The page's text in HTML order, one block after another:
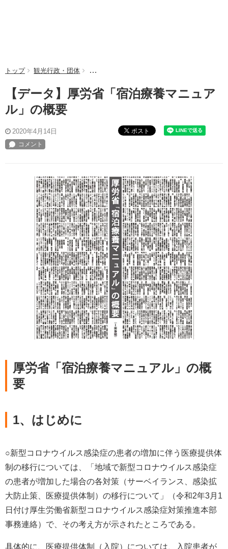
トップ 観光行政・団体 【データ】厚労省「宿泊療養マニュアル」の
【データ】厚労省「宿泊療養マニュア
ル」の概要
2020年4月14日 ポスト
厚労省「宿泊療養マニュアル」の概
要
1、はじめに
○新型コロナウイルス感染症の患者の増加に伴う医療提供体
制の移行については、「地域で新型コロナウイルス感染症
の患者が増加した場合の各対策（サーベイランス、感染拡
大防止策、医療提供体制）の移行について」（令和2年3月1
日付け厚生労働省新型コロナウイルス感染症対策推進本部
事務連絡）で、その考え方が示されたところである。
具体的に、医療提供体制（入院）については、入院患者が